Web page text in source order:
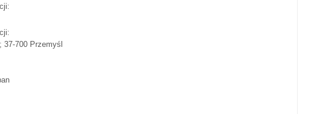
700 Przemyśl